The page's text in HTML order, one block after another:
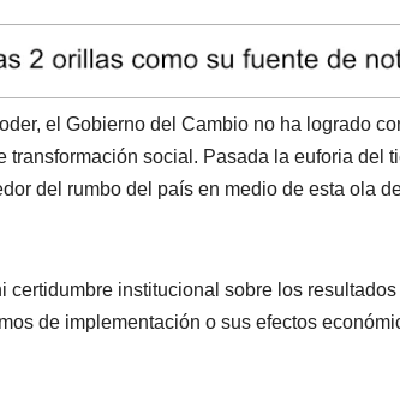
el Gobierno del Cambio no ha logrado
transformación social. Pasada la euforia del
del rumbo del país en medio de esta ola
certidumbre institucional sobre los
de implementación o sus efectos